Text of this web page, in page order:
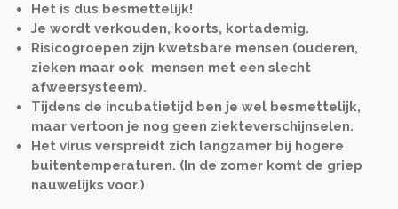
Het is dus besmettelijk!
Je wordt verkouden, koorts, kortademig.
Risicogroepen zijn kwetsbare mensen (ouderen,
zieken maar ook mensen met een slecht
afweersysteem).
Tijdens de incubatietijd ben je wel besmettelijk,
maar vertoon je nog geen ziekteverschijnselen.
Het virus verspreidt zich langzamer bij hogere
buitentemperaturen. (In de zomer komt de griep
nauwelijks voor.)